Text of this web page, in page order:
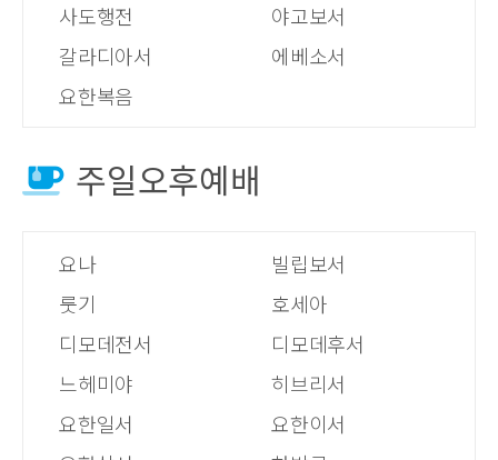
사도행전
야고보서
갈라디아서
에베소서
요한복음
주일오후예배
요나
빌립보서
룻기
호세아
디모데전서
디모데후서
느헤미야
히브리서
요한일서
요한이서